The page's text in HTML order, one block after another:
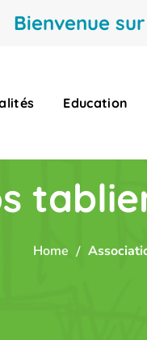
Bienvenue
Education
Home